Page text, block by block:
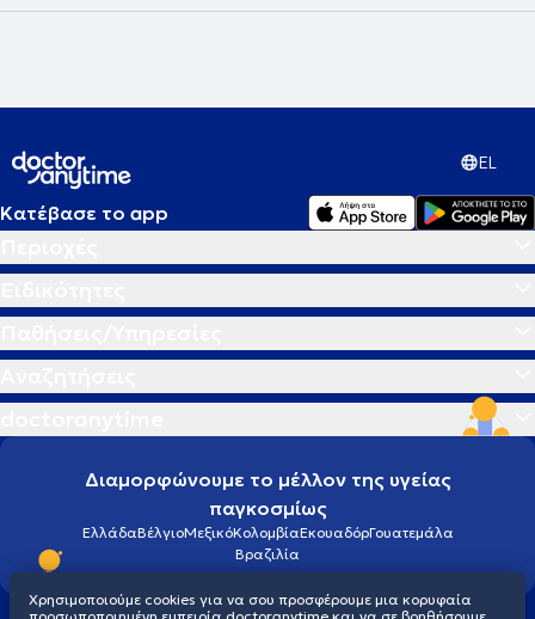
στοχεύοντας στη διαρκή ενημέρωση και άρτια κατάρτισή της, ενώ
φτάσετε πιο κοντά στη ζωή που επιθυμείτε.
EL
Κατέβασε το app
Διαμορφώνουμε το μέλλον της υγείας
παγκοσμίως
ΕλλάδαΒέλγιοΜεξικόΚολομβίαΕκουαδόρΓουατεμάλα
Βραζιλία
Χρησιμοποιούμε cookies για να σου προσφέρουμε μια κορυφαία